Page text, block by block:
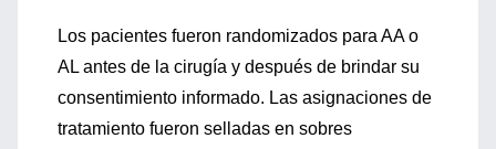
Los pacientes fueron randomizados para AA o
AL antes de la cirugía y después de brindar su
consentimiento informado. Las asignaciones de
tratamiento fueron selladas en sobres